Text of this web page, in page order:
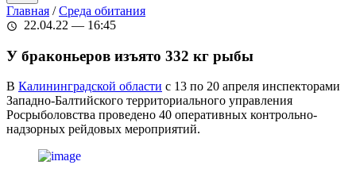
Главная /Среда обитания
schedule 22.04.22 — 16:45
У браконьеров изъято 332 кг рыбы
В Калининградской области с 13 по 20 апреля инспекторами
Западно-Балтийского территориального управления
Росрыболовства проведено 40 оперативных контрольно-
надзорных рейдовых мероприятий.